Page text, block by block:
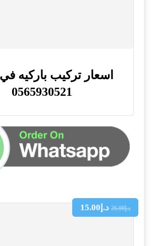
اسعار تركيب باركيه
0565930521
د.إ26.00 د.إ 15.00